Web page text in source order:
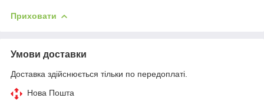
Приховати
Умови доставки
Доставка здійснюється тільки по передоплаті.
Нова Пошта